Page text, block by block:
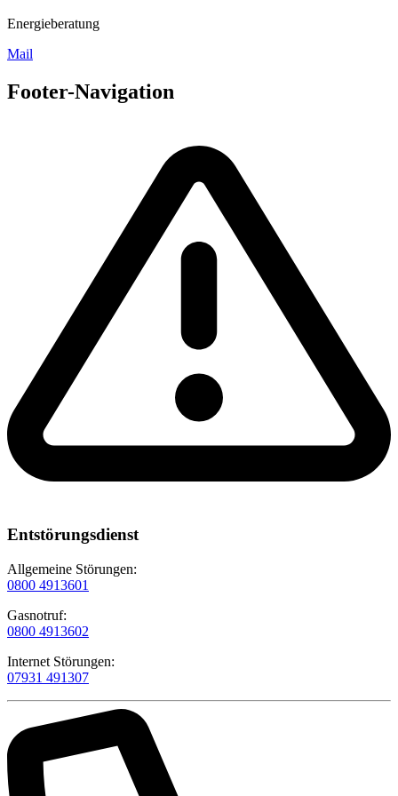
Energieberatung
Mail
Footer-Navigation
Entstörungsdienst
Allgemeine Störungen:
0800 4913601
Gasnotruf:
0800 4913602
Internet Störungen:
07931 491307